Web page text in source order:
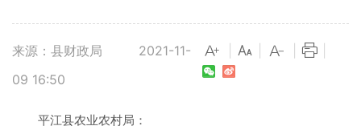
来源：县财政局
2021-11-
09 16:50
平江县农业农村局：